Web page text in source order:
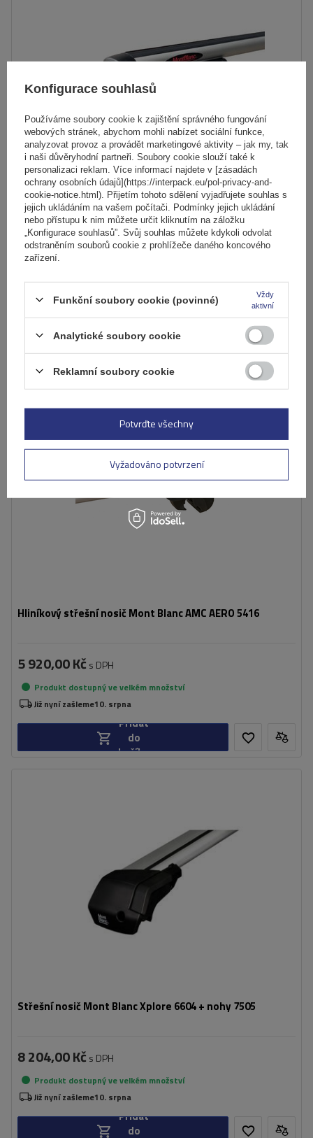
Hliníkový střešní nosič Mont Blanc AMC 5416-A49 s
integrovanými lyžinami
Produkt dostupný ve velkém množství
Přidat
do
košíku
Hliníkový střešní nosič Mont Blanc AMC AERO 5416
5 920,00 Kč s DPH
Produkt dostupný ve velkém množství
Již nyní zašleme10. srpna
Přidat
do
košíku
Střešní nosič Mont Blanc Xplore 6604 + nohy 7505
8 204,00 Kč s DPH
Produkt dostupný ve velkém množství
Již nyní zašleme10. srpna
Přidat
do
Konfigurace souhlasů
Používáme soubory cookie k zajištění správného fungování
webových stránek, abychom mohli nabízet sociální funkce,
analyzovat provoz a provádět marketingové aktivity – jak my, tak
i naši důvěryhodní partneři. Soubory cookie slouží také k
personalizaci reklam. Více informací najdete v [zásadách
ochrany osobních údajů](https://interpack.eu/pol-privacy-and-
cookie-notice.html). Přijetím tohoto sdělení vyjadřujete souhlas s
jejich ukládáním na vašem počítači. Podmínky jejich ukládání
nebo přístupu k nim můžete určit kliknutím na záložku
„Konfigurace souhlasů”. Svůj souhlas můžete kdykoli odvolat
odstraněním souborů cookie z prohlížeče daného koncového
zařízení.
Funkční soubory cookie (povinné)
Vždy
aktivní
Analytické soubory cookie
Reklamní soubory cookie
Vyžadováno potvrzení
Potvrďte všechny